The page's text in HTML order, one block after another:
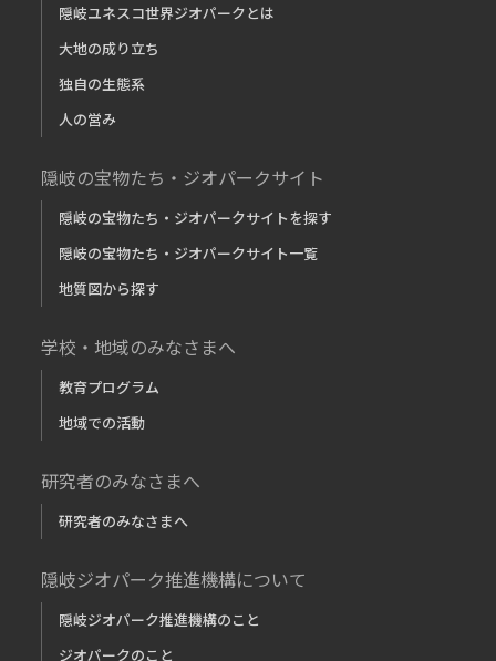
隠岐ユネスコ世界ジオパークとは
大地の成り立ち
独自の生態系
人の営み
隠岐の宝物たち・ジオパークサイト
隠岐の宝物たち・ジオパークサイトを探す
隠岐の宝物たち・ジオパークサイト一覧
地質図から探す
学校・地域のみなさまへ
教育プログラム
地域での活動
研究者のみなさまへ
研究者のみなさまへ
隠岐ジオパーク推進機構について
隠岐ジオパーク推進機構のこと
ジオパークのこと